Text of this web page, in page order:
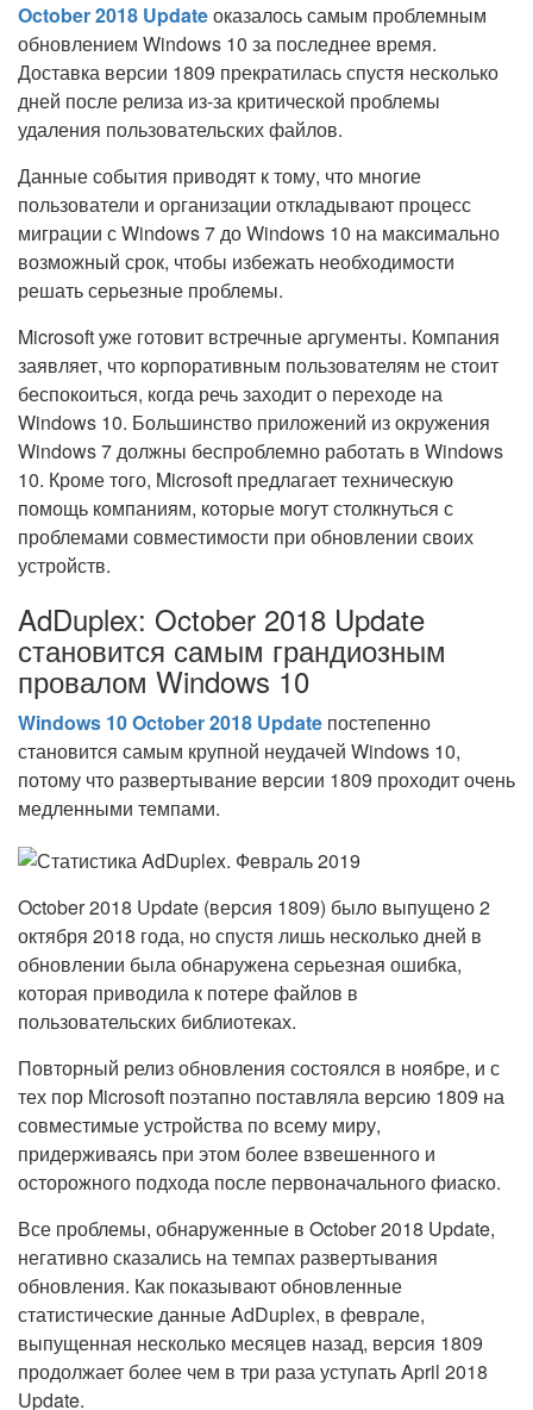
October 2018 Updateоказалось самым проблемным
обновлением Windows 10 за последнее время.
Доставка версии 1809 прекратилась спустя несколько
дней после релиза из-за критической проблемы
удаления пользовательских файлов.
Данные события приводят к тому, что многие
пользователи и организации откладывают процесс
миграции с Windows 7 до Windows 10 на максимально
возможный срок, чтобы избежать необходимости
решать серьезные проблемы.
Microsoft уже готовит встречные аргументы. Компания
заявляет, что корпоративным пользователям не стоит
беспокоиться, когда речь заходит о переходе на
Windows 10. Большинство приложений из окружения
Windows 7 должны беспроблемно работать в Windows
10. Кроме того, Microsoft предлагает техническую
помощь компаниям, которые могут столкнуться с
проблемами совместимости при обновлении своих
устройств.
AdDuplex: October 2018 Update
становится самым грандиозным
провалом Windows 10
Windows 10 October 2018 Update постепенно
становится самым крупной неудачей Windows 10,
потому что развертывание версии 1809 проходит очень
медленными темпами.
October 2018 Update (версия 1809) было выпущено 2
октября 2018 года, но спустя лишь несколько дней в
обновлении была обнаружена серьезная ошибка,
которая приводила к потере файлов в
пользовательских библиотеках.
Повторный релиз обновления состоялся в ноябре, и с
тех пор Microsoft поэтапно поставляла версию 1809 на
совместимые устройства по всему миру,
придерживаясь при этом более взвешенного и
осторожного подхода после первоначального фиаско.
Все проблемы, обнаруженные в October 2018 Update,
негативно сказались на темпах развертывания
обновления. Как показывают обновленные
статистические данные AdDuplex, в феврале,
выпущенная несколько месяцев назад, версия 1809
продолжает более чем в три раза уступать April 2018
Update.